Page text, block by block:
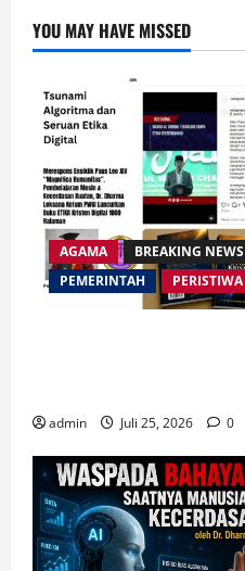
YOU MAY HAVE MISSED
AGAMA BREAKING NEWS
PEMERINTAH
PERISTIWA
admin Juli 25, 2026 0